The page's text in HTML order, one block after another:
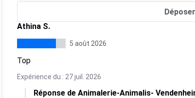
Athina S.
5 août 2026
Top
Expérience du : 27 juil. 2026
Réponse de Animalerie-Animalis-